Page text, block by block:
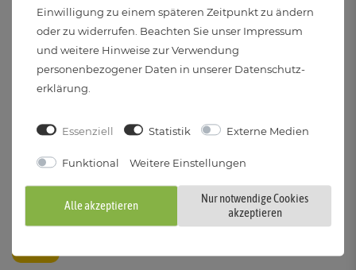
Einwilligung zu einem späteren Zeitpunkt zu ändern
oder zu widerrufen. Beachten Sie unser Impressum
und weitere Hinweise zur Verwendung
personenbezogener Daten in unserer Daten­schutz­
erklärung
Essenziell Statistik Externe Medien
Funktional Weitere Einstellungen
Alle akzeptieren
Nur notwendige Cookies
akzeptieren
So können Sie bezahlen
Wir versenden Ihr Licht klimaneutral an Sie